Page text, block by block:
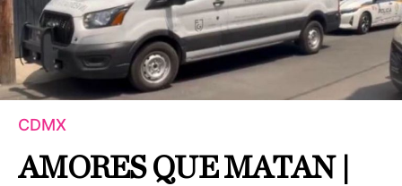
CDMX
AMORES QUE MATAN |